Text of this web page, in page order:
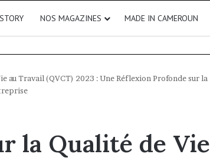
NOS MAGAZINES MADE IN CAMEROUN
au Travail (QVCT) 2023 : Une Réflexion Profonde sur la
la Qualité de Vie